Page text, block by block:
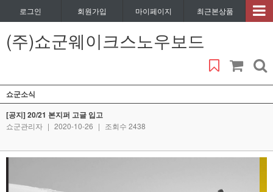
로그인 회원가입 마이페이지 최근본상품
(주)쇼군웨이크스노우보드
쇼군소식
[공지] 20/21 본지퍼 고글 입고
쇼군관리자 | 2020-10-26 | 조회수 2438